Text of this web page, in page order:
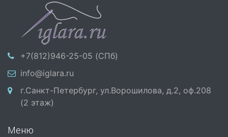
+7(812)946-25-05 (СПб)
info@iglara.ru
г.Санкт-Петербург, ул.Ворошилова, д.2, оф.208
(2 этаж)
Меню